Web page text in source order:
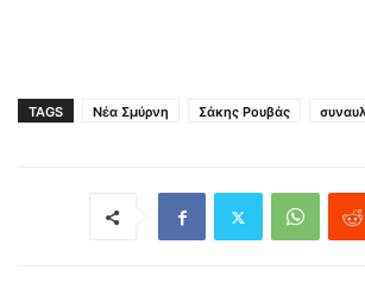
TAGS Νέα Σμύρνη Σάκης Ρουβάς